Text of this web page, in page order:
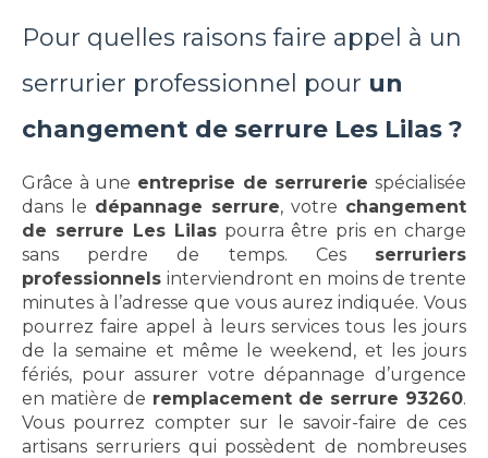
Pour quelles raisons faire appel à un
serrurier professionnel pour un
changement de serrure Les Lilas ?
Grâce à une entreprise de serrurerie spécialisée
dans le dépannage serrure, votre changement
de serrure Les Lilaspourra être pris en charge
sans perdre de temps. Ces serruriers
professionnelsinterviendront en moins de trente
minutes à l’adresse que vous aurez indiquée. Vous
pourrez faire appel à leurs services tous les jours
de la semaine et même le weekend, et les jours
fériés, pour assurer votre dépannage d’urgence
en matière de remplacement de serrure 93260.
Vous pourrez compter sur le savoir-faire de ces
artisans serruriers qui possèdent de nombreuses